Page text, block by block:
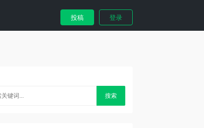
投稿 登录
搜索